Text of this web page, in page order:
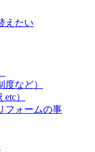
えたい
など）
）
フォームの事